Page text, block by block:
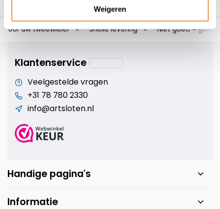
Weigeren
voor uw tweewieler Snelle levering Niet goed = geld
Klantenservice
Veelgestelde vragen
+31 78 780 2330
info@artsloten.nl
Handige pagina's
Informatie